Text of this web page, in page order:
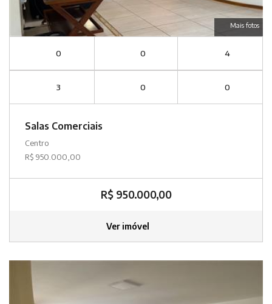
Mais fotos
0 0 4
3 0 0
Salas Comerciais
Centro
R$ 950.000,00
R$ 950.000,00
Ver imóvel